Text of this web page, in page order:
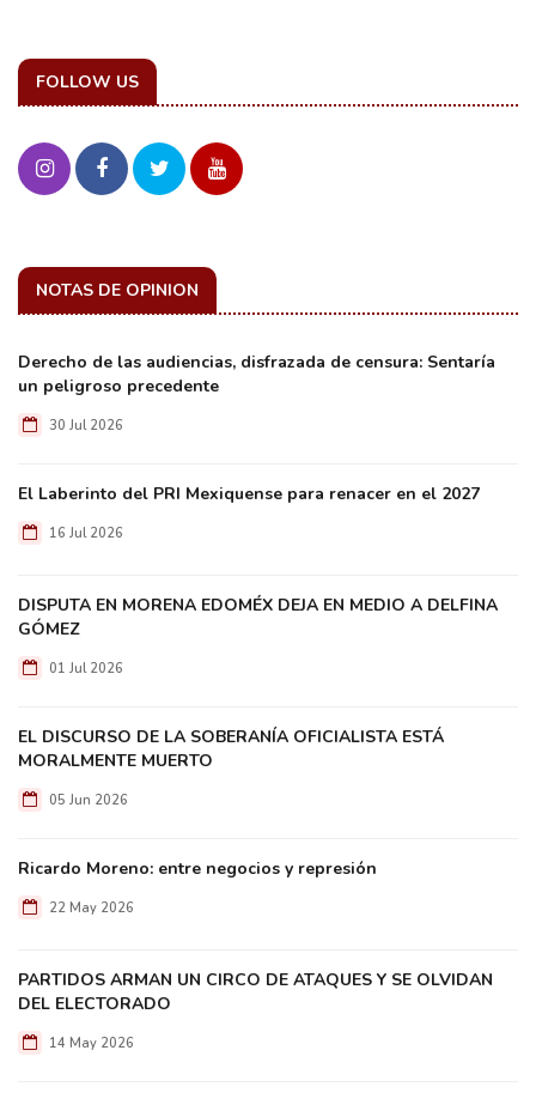
FOLLOW US
NOTAS DE OPINION
Derecho de las audiencias, disfrazada de censura: Sentaría
un peligroso precedente
30 Jul 2026
El Laberinto del PRI Mexiquense para renacer en el 2027
16 Jul 2026
DISPUTA EN MORENA EDOMÉX DEJA EN MEDIO A DELFINA
GÓMEZ
01 Jul 2026
EL DISCURSO DE LA SOBERANÍA OFICIALISTA ESTÁ
MORALMENTE MUERTO
05 Jun 2026
Ricardo Moreno: entre negocios y represión
22 May 2026
PARTIDOS ARMAN UN CIRCO DE ATAQUES Y SE OLVIDAN
DEL ELECTORADO
14 May 2026